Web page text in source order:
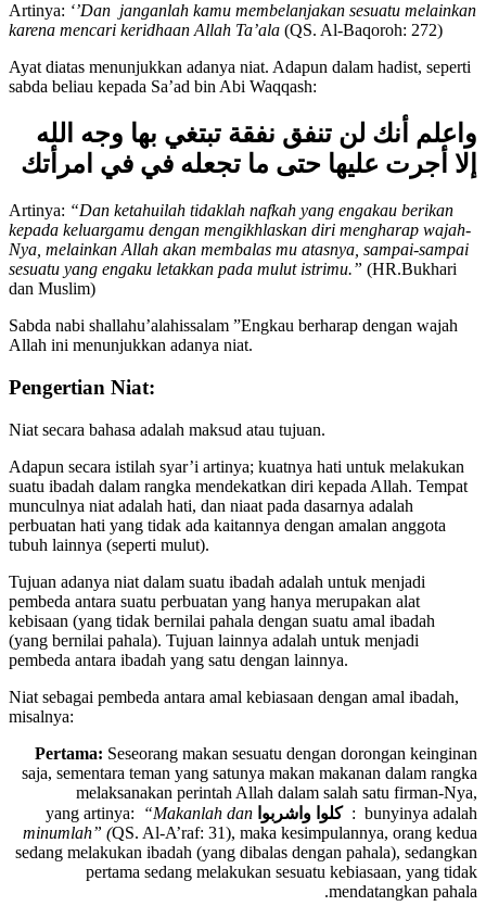
Artinya:‘’Dan janganlah kamu membelanjakan sesuatu melainkan
Ayat diatas menunjukkan adanya niat. Adapun dalam hadist, seperti
واعلم أنك لن تنفق نفقة تبتغي بها وجه الله
إلا أجرت عليها حتى ما تجعله في في امرأتك
Artinya:“Dan ketahuilah tidaklah nafkah yang engakau berikan
kepada keluargamu dengan mengikhlaskan diri mengharap wajah-
Nya, melainkan Allah akan membalas mu atasnya, sampai-sampai
sesuatu yang engaku letakkan pada mulut istrimu.”
Sabda nabi shallahu’alahissalam ”Engkau berharap dengan wajah
Adapun secara istilah syar’i artinya; kuatnya hati untuk melakukan
suatu ibadah dalam rangka mendekatkan diri kepada Allah. Tempat
munculnya niat adalah hati, dan niaat pada dasarnya adalah
perbuatan hati yang tidak ada kaitannya dengan amalan anggota
Tujuan adanya niat dalam suatu ibadah adalah untuk menjadi
pembeda antara suatu perbuatan yang hanya merupakan alat
kebisaan (yang tidak bernilai pahala dengan suatu amal ibadah
(yang bernilai pahala). Tujuan lainnya adalah untuk menjadi
Niat sebagai pembeda antara amal kebiasaan dengan amal ibadah,
Pertama:Seseorang makan sesuatu dengan dorongan keinginan
saja, sementara teman yang satunya makan makanan dalam rangka
melaksanakan perintah Allah dalam salah satu firman-Nya,
bunyinya adalah :
كلوا واشربوا yang artinya: “Makanlah dan
minumlah” (QS. Al-A’raf: 31), maka kesimpulannya, orang kedua
sedang melakukan ibadah (yang dibalas dengan pahala), sedangkan
pertama sedang melakukan sesuatu kebiasaan, yang tidak